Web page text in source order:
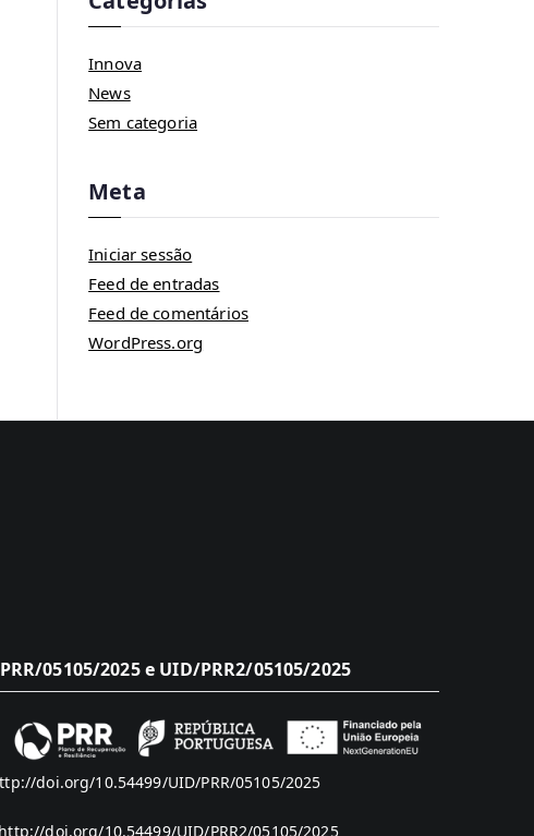
Innova
News
Sem categoria
Meta
Iniciar sessão
Feed de entradas
Feed de comentários
WordPress.org
05105/2025 e UID/PRR2/05105/2025
doi.org/10.54499/UID/PRR/05105/2025
http://doi.org/10.54499/UID/PRR2/05105/2025